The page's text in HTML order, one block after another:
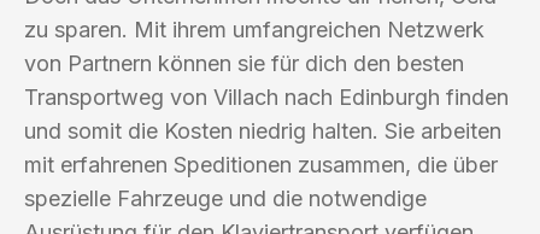
zu sparen. Mit ihrem umfangreichen Netzwerk
von Partnern können sie für dich den besten
Transportweg von Villach nach Edinburgh finden
und somit die Kosten niedrig halten. Sie arbeiten
mit erfahrenen Speditionen zusammen, die über
spezielle Fahrzeuge und die notwendige